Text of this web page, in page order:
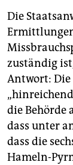
Die
zuständig
Antwort:
die Behörde
dass unter
dass die
Hameln-